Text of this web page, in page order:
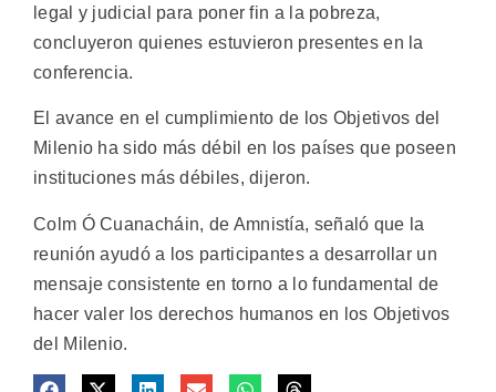
legal y judicial para poner fin a la pobreza,
concluyeron quienes estuvieron presentes en la
conferencia.
El avance en el cumplimiento de los Objetivos del
Milenio ha sido más débil en los países que poseen
instituciones más débiles, dijeron.
Colm Ó Cuanacháin, de Amnistía, señaló que la
reunión ayudó a los participantes a desarrollar un
mensaje consistente en torno a lo fundamental de
hacer valer los derechos humanos en los Objetivos
del Milenio.